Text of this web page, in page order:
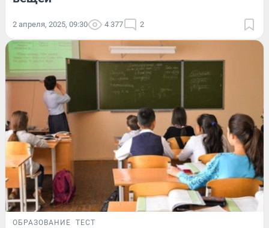
2 апреля, 2025, 09:30 4 377 2
ОБРАЗОВАНИЕ ТЕСТ